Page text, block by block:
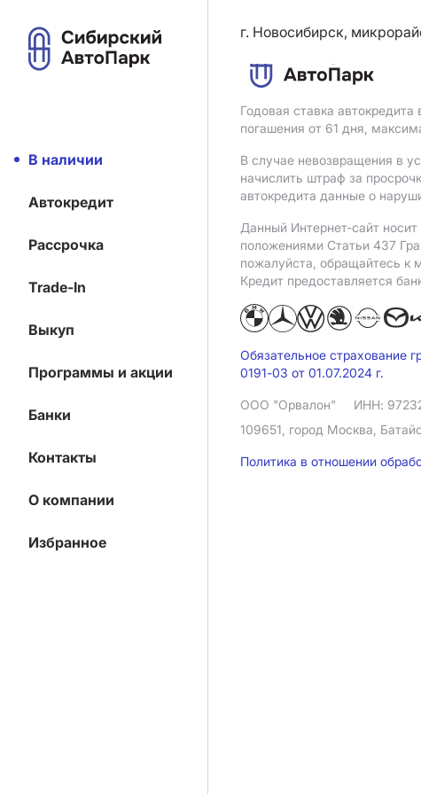
В наличии
Автокредит
Рассрочка
Trade-In
Выкуп
Программы и акции
Банки
Контакты
О компании
Избранное
г. Новосибирск,
Годовая ставка автокредита
погашения от 61 дня,
В случае невозвращения в
начислить штраф за
автокредита данные о
Данный Интернет-сайт
положениями Статьи 437
пожалуйста, обращайтесь к
Кредит предоставляется
Обязательное страхование
0191-03 от 01.07.2024 г.
ООО "Орвалон" ИНН:
109651, город Москва,
Политика в отношении